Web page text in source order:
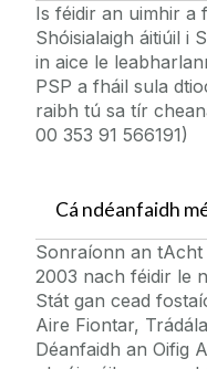
Is féidir an uimhir a
Shóisialaigh áitiúil i
in aice le
PSP a fháil sula
raibh tú sa tír
00 353 91 566191)
Cá ndéanfaidh
Sonraíonn an tAcht
2003 nach féidir le
Stát gan cead
Aire Fiontar,
Déanfaidh an Oifig